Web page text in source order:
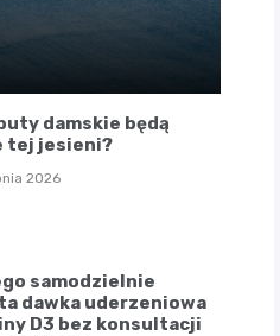
damskie będą
tej jesieni?
2026
samodzielnie
dawka uderzeniowa
D3 bez konsultacji